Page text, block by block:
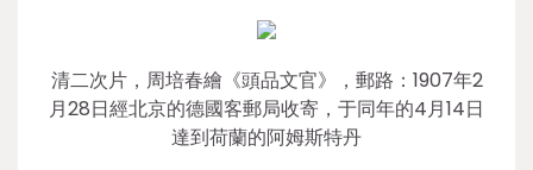
清二次片，周培春繪《頭品文官》，郵路：1907年2
月28日經北京的德國客郵局收寄，于同年的4月14日
達到荷蘭的阿姆斯特丹